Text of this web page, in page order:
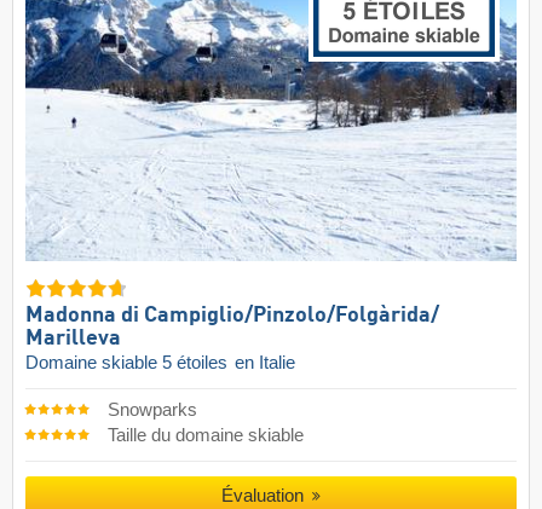
Madonna di Campiglio/​Pinzolo/​Folgàrida/​
Marilleva
Domaine skiable 5 étoiles en Italie
Snowparks
Taille du domaine skiable
Évaluation